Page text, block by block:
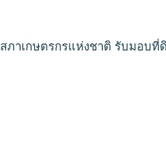
สภาเกษตรกรแห่งชาติ รับมอบ